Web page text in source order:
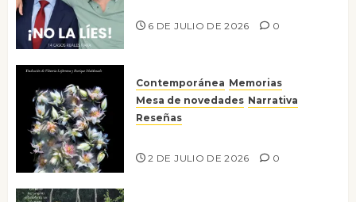
6 DE JULIO DE 2026 0
Contemporánea Memorias
Mesa de novedades Narrativa
Reseñas
2 DE JULIO DE 2026 0